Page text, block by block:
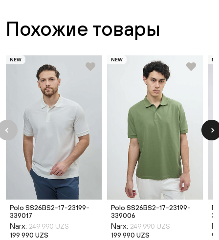
Похожие товары
NEW
Polo SS26BS2-17-23199-
339017
Narx: 249 990 UZS
199 990 UZS
NEW
Polo SS26BS2-17-23199-
339006
Narx: 249 990 UZS
199 990 UZS